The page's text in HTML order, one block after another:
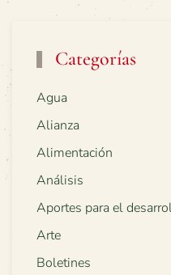
Categorías
Agua
Alianza
Alimentación
Análisis
Aportes para el
Arte
Boletines